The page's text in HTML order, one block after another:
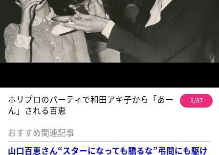
ホリプロのパーティで和田アキ子から「あー
ん」される百恵
3/87
おすすめ関連記事
山口百恵さん“スターになっても驕るな”弔問にも駆け